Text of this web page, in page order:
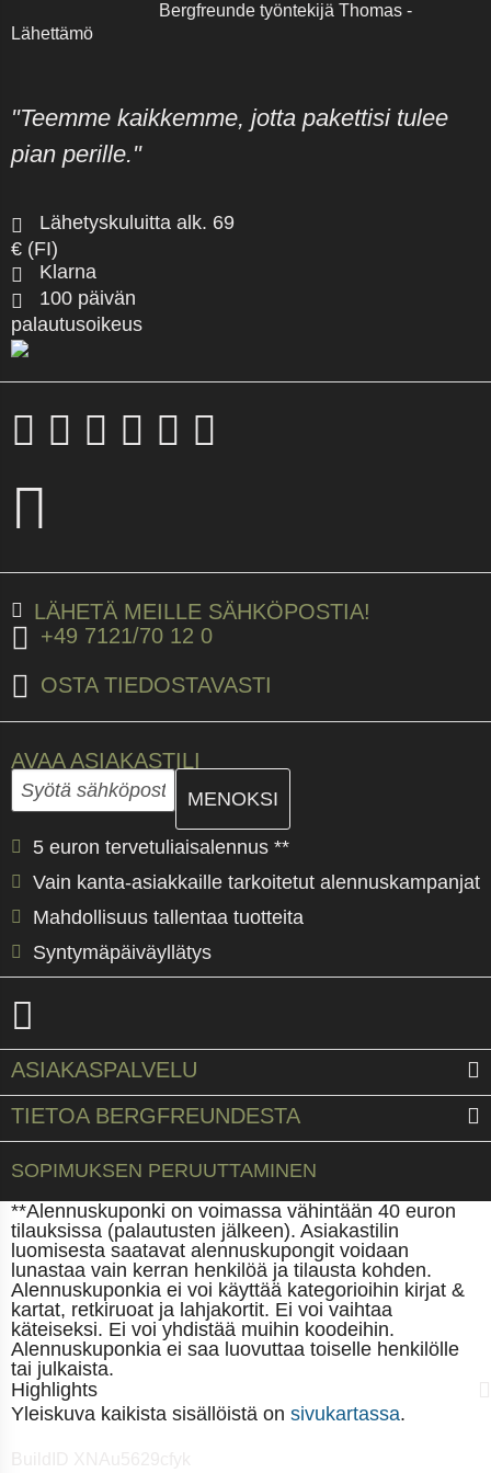
Bergfreunde työntekijä Thomas -
Lähettämö
"Teemme kaikkemme, jotta pakettisi tulee
pian perille."
Lähetyskuluitta alk. 69
€ (FI)
Klarna
100 päivän
palautusoikeus
LÄHETÄ MEILLE SÄHKÖPOSTIA!
+49 7121/70 12 0
OSTA TIEDOSTAVASTI
AVAA ASIAKASTILI
Sähköpostiosoite
Anna sähköpostiosoitteesi ja luo seuraavassa
5 euron tervetuliaisalennus **
Vain kanta-asiakkaille tarkoitetut alennuskampanjat
Mahdollisuus tallentaa tuotteita
Syntymäpäiväyllätys
ASIAKASPALVELU
TIETOA BERGFREUNDESTA
SOPIMUKSEN PERUUTTAMINEN
**Alennuskuponki on voimassa vähintään 40 euron
tilauksissa (palautusten jälkeen). Asiakastilin
luomisesta saatavat alennuskupongit voidaan
lunastaa vain kerran henkilöä ja tilausta kohden.
Alennuskuponkia ei voi käyttää kategorioihin kirjat &
kartat, retkiruoat ja lahjakortit. Ei voi vaihtaa
käteiseksi. Ei voi yhdistää muihin koodeihin.
Alennuskuponkia ei saa luovuttaa toiselle henkilölle
tai julkaista.
Highlights
Yleiskuva kaikista sisällöistä on sivukartassa.